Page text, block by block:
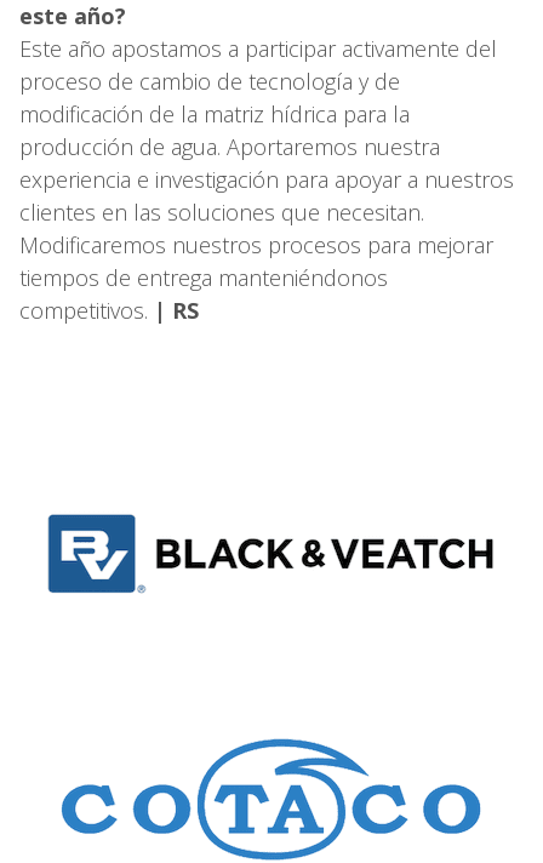
este año?
Este año apostamos a participar activamente del
proceso de cambio de tecnología y de
modificación de la matriz hídrica para la
producción de agua. Aportaremos nuestra
experiencia e investigación para apoyar a nuestros
clientes en las soluciones que necesitan.
Modificaremos nuestros procesos para mejorar
tiempos de entrega manteniéndonos
competitivos. | RS